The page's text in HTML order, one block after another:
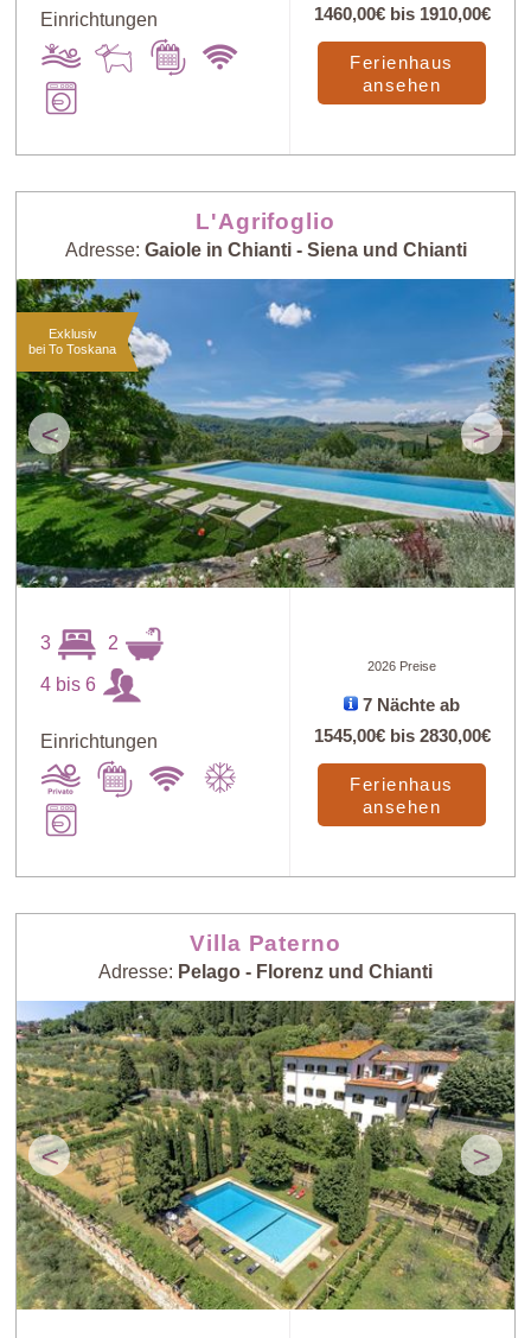
Einrichtungen 1460,00€bis 1910,00€
Ferienhaus
ansehen
L'Agrifoglio
Adresse: Gaiole in Chianti - Siena und Chianti
< >
Exklusiv
bei To Toskana
3 2
4 bis 6
Einrichtungen
2026 Preise
7 Nächte ab
1545,00€bis 2830,00€
Ferienhaus
ansehen
Villa Paterno
Adresse: Pelago - Florenz und Chianti
< >